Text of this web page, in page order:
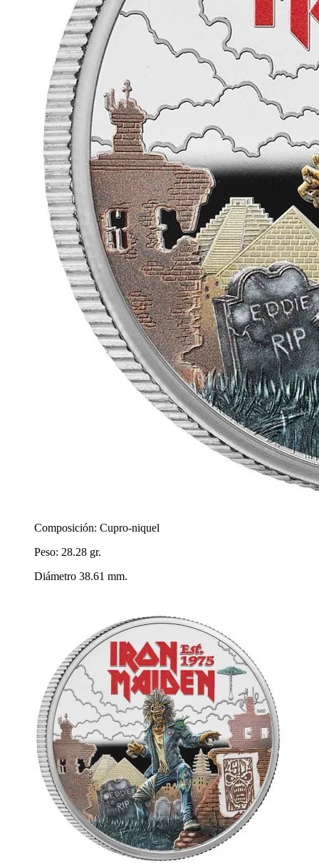
Composición: Cupro-niquel
Peso: 28.28 gr.
Diámetro 38.61 mm.